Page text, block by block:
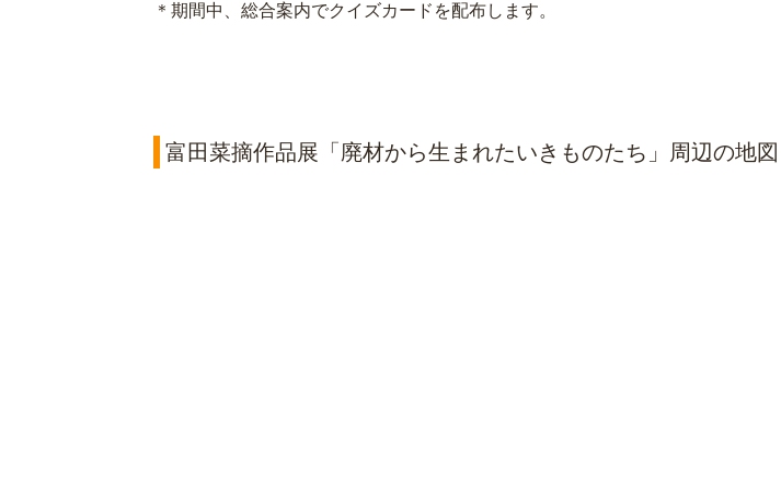
＊期間中、総合案内でクイズカードを配布します。
富田菜摘作品展「廃材から生まれたいきものたち」周辺の地図